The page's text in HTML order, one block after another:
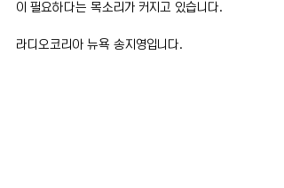
이 필요하다는 목소리가 커지고 있습니다.
라디오코리아 뉴욕 송지영입니다.